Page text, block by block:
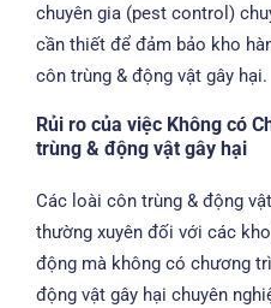
chuyên gia (pest control)
cần thiết để đảm bảo kho
côn trùng & động vật gây hại.
Rủi ro của việc Không có
trùng & động vật gây hại
Các loài côn trùng & động
thường xuyên đối với các
động mà không có chương
động vật gây hại chuyên